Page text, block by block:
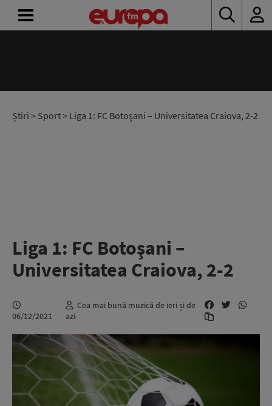
Știri > Sport> Liga 1: FC Botoşani – Universitatea Craiova, 2-2
Liga 1: FC Botoşani –
Universitatea Craiova, 2-2
06/12/2021
Cea mai bună muzică de ieri și de
azi
RADIO